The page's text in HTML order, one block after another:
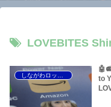
LOVEBITES
to